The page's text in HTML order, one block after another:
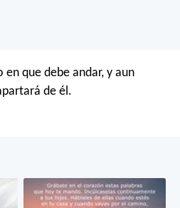
en que debe andar, y aun
de él.